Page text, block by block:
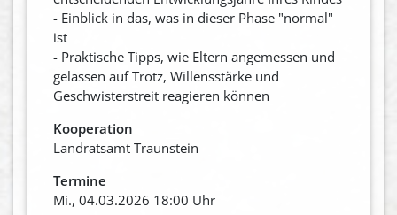
- Einblick in das, was in dieser Phase "normal"
ist
- Praktische Tipps, wie Eltern angemessen und
gelassen auf Trotz, Willensstärke und
Geschwisterstreit reagieren können
Kooperation
Landratsamt Traunstein
Termine
Mi., 04.03.2026 18:00 Uhr